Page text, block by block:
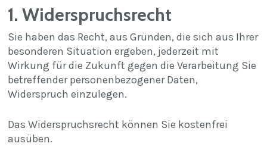
1. Widerspruchsrecht
Sie haben das Recht, aus Gründen, die sich aus Ihrer
besonderen Situation ergeben, jederzeit mit
Wirkung für die Zukunft gegen die Verarbeitung Sie
betreffender personenbezogener Daten,
Widerspruch einzulegen.
Das Widerspruchsrecht können Sie kostenfrei
ausüben.